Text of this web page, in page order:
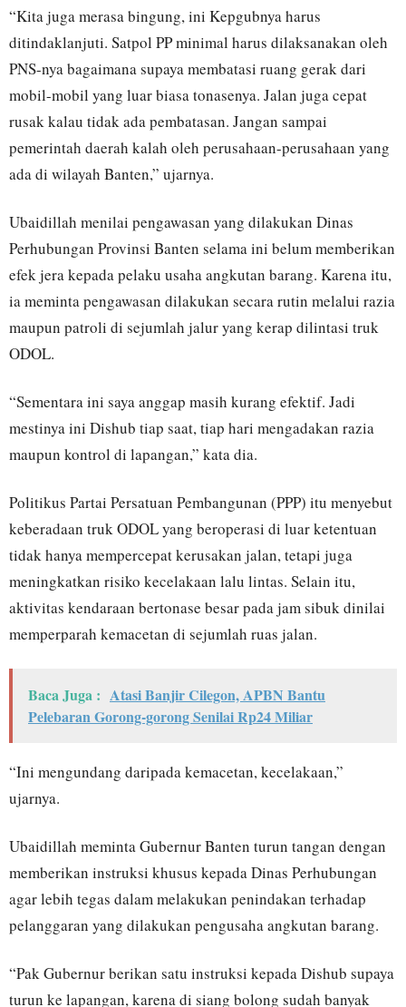
“Kita juga merasa bingung, ini Kepgubnya harus
ditindaklanjuti. Satpol PP minimal harus dilaksanakan oleh
PNS-nya bagaimana supaya membatasi ruang gerak dari
mobil-mobil yang luar biasa tonasenya. Jalan juga cepat
rusak kalau tidak ada pembatasan. Jangan sampai
pemerintah daerah kalah oleh perusahaan-perusahaan yang
ada di wilayah Banten,” ujarnya.
Ubaidillah menilai pengawasan yang dilakukan Dinas
Perhubungan Provinsi Banten selama ini belum memberikan
efek jera kepada pelaku usaha angkutan barang. Karena itu,
ia meminta pengawasan dilakukan secara rutin melalui razia
maupun patroli di sejumlah jalur yang kerap dilintasi truk
ODOL.
“Sementara ini saya anggap masih kurang efektif. Jadi
mestinya ini Dishub tiap saat, tiap hari mengadakan razia
maupun kontrol di lapangan,” kata dia.
Politikus Partai Persatuan Pembangunan (PPP) itu menyebut
keberadaan truk ODOL yang beroperasi di luar ketentuan
tidak hanya mempercepat kerusakan jalan, tetapi juga
meningkatkan risiko kecelakaan lalu lintas. Selain itu,
aktivitas kendaraan bertonase besar pada jam sibuk dinilai
memperparah kemacetan di sejumlah ruas jalan.
Baca Juga : Atasi Banjir Cilegon, APBN Bantu
Pelebaran Gorong-gorong Senilai Rp24 Miliar
“Ini mengundang daripada kemacetan, kecelakaan,”
ujarnya.
Ubaidillah meminta Gubernur Banten turun tangan dengan
memberikan instruksi khusus kepada Dinas Perhubungan
agar lebih tegas dalam melakukan penindakan terhadap
pelanggaran yang dilakukan pengusaha angkutan barang.
“Pak Gubernur berikan satu instruksi kepada Dishub supaya
turun ke lapangan, karena di siang bolong sudah banyak